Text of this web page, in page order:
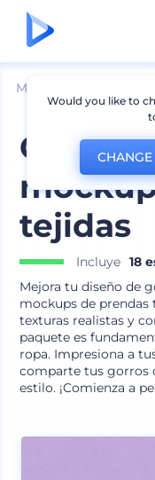
Mockups
tejidas
Incluye 18
Mejora tu diseño de
mockups de prendas
texturas realistas y
paquete es
ropa. Impresiona a
comparte tus gorros
estilo. ¡Comienza a
Would you like to
CHANGE